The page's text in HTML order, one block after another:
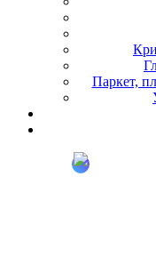
Паркет,